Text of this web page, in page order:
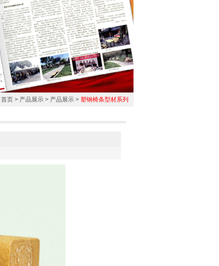
首页 > 产品展示 > 产品展示 > 塑钢椅条型材系列